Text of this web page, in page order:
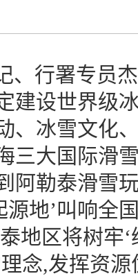
、行署专员
建设世界级
、冰雪文化
三大国际滑
阿勒泰滑雪
源地’叫响全
地区将树牢
念,发挥资